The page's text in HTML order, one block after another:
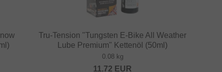
Tru-Tension "Tungsten E-Bike All Weather
Lube Premium" Kettenöl (50ml)
0.08 kg
11.72 EUR